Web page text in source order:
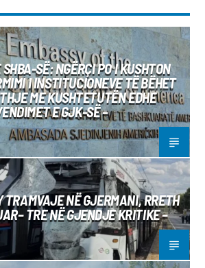
SË: NGËRÇI PO I KUSHTON
I INSTITUCIONEVE TË BËHET
ME KUSHTETUTËN EDHE
E GJK-SË –
TRAMVAJE NË GJERMANI, RRETH
TRE NË GJENDJE KRITIKE –